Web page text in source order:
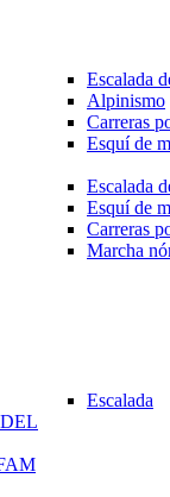
Escalada
Alpinismo
Carreras
Esquí de
Escalada
Esquí de
Carreras
Marcha
Escalada